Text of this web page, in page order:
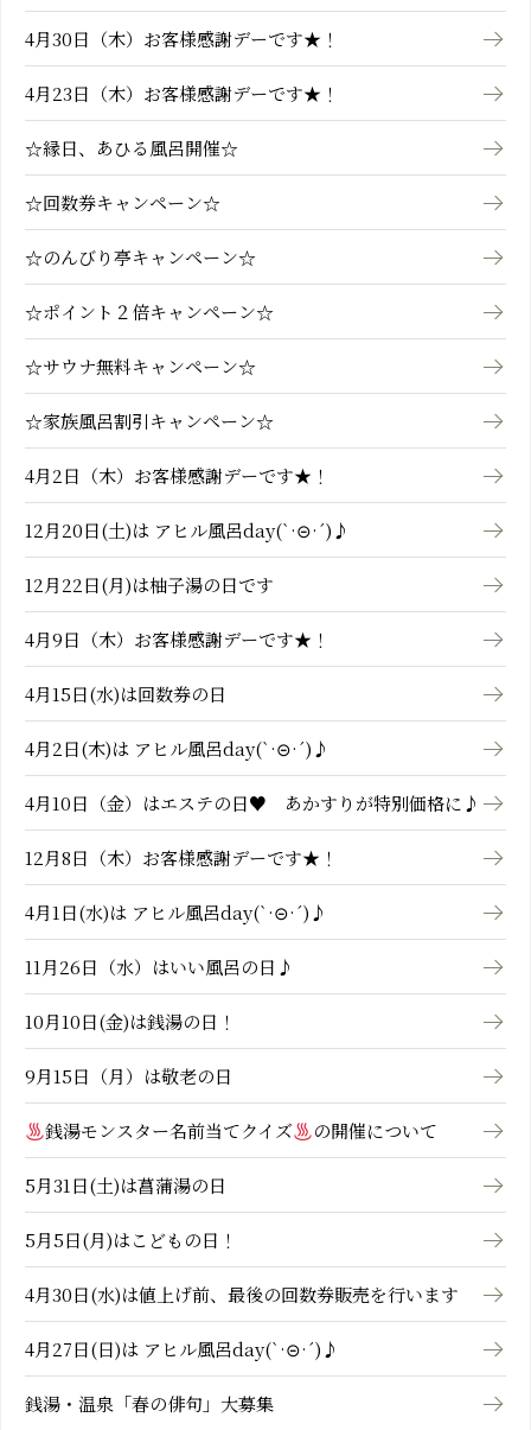
4月30日（木）お客様感謝デーです★！
4月23日（木）お客様感謝デーです★！
☆縁日、あひる風呂開催☆
☆回数券キャンペーン☆
☆のんびり亭キャンペーン☆
☆ポイント２倍キャンペーン☆
☆サウナ無料キャンペーン☆
☆家族風呂割引キャンペーン☆
4月2日（木）お客様感謝デーです★！
12月20日(土)は アヒル風呂day(`·⊝·´)♪
12月22日(月)は柚子湯の日です
4月9日（木）お客様感謝デーです★！
4月15日(水)は回数券の日
4月2日(木)は アヒル風呂day(`·⊝·´)♪
4月10日（金）はエステの日♥ あかすりが特別価格に♪
12月8日（木）お客様感謝デーです★！
4月1日(水)は アヒル風呂day(`·⊝·´)♪
11月26日（水）はいい風呂の日♪
10月10日(金)は銭湯の日！
9月15日（月）は敬老の日
銭湯モンスター名前当てクイズ の開催について
5月31日(土)は菖蒲湯の日
5月5日(月)はこどもの日！
4月30日(水)は値上げ前、最後の回数券販売を行います
4月27日(日)は アヒル風呂day(`·⊝·´)♪
銭湯・温泉「春の俳句」大募集